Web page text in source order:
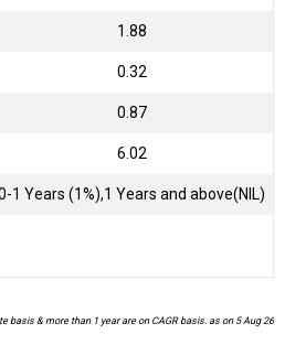
1.88
0.32
0.87
6.02
1 Years (1%),1 Years and above(NIL)
basis & more than 1 year are on CAGR basis. as on 5 Aug 26